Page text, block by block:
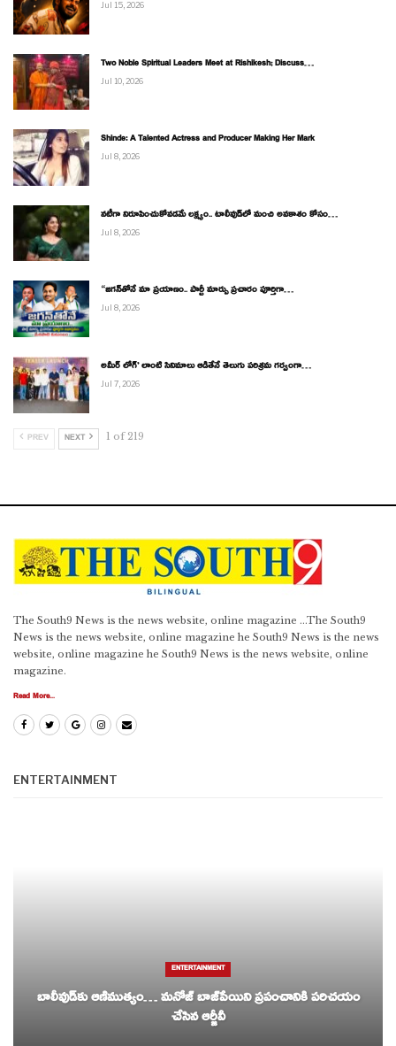
ఇంకా పెండింగ్ లో ఉన్న కొన్ని పనులను వేగంగా పూర్తి చేయాలని అధికారులకు
ఆదేశం
నిర్మితమవుతున్న సమావేశమందిరం సహా మొత్తం మున్సిపల్ కార్యాలయ
భవనాన్ని నలుమూలలా పరిశీలన
ఆర్ అండ్ బీ భవనాన్ని పరిశీలించిన మంత్రి మేకపాటి
వచ్చే ఆరు నెలలో పూర్తికి కృషి చేస్తామని హామీ
రూ. 40 కోట్లు పైన వెచ్చించి వర్షపు నీరు నిలవని విధంగా డ్రైనేజీ వ్యవస్థ
నిర్మాణం, తోటలు, పార్కుల అభివృద్ధిపై దృష్టి
మొదటి దశలో రూ.20కోట్లతో పనులు వేగంగా పూర్తి చేస్తాం
నియోజకవర్గంలో మంత్రి రాకతో సన్మానాలతో ముంచెత్తిన ఆత్మకూరు
నియోజకవర్గ నాయకులు
మంత్రితో పాటు సమావేశాలకు హాజరైన జిల్లా జాయింట్ కలెక్టర్ ఎన్. ప్రభాకర్,
Jul 15, 2026
Two Noble Spiritual Leaders Meet at Rishikesh; Discuss…
Jul 10, 2026
Shinde: A Talented Actress and Producer Making Her Mark
Jul 8, 2026
నటీగా నిరూపించుకోవడమే లక్ష్యం.. టాలీవుడ్‌లో మంచి అవకాశం కోసం…
Jul 8, 2026
“జగన్‌తోనే మా ప్రయాణం.. పార్టీ మార్పు ప్రచారం పూర్తిగా…
Jul 8, 2026
అమీర్ లోగ్’ లాంటి సినిమాలు ఆడితేనే తెలుగు పరిశ్రమ గర్వంగా…
Jul 7, 2026
PREV NEXT 1 of 219
The South9 News is the news website, online magazine ...The South9
News is the news website, online magazine he South9 News is the news
website, online magazine he South9 News is the news website, online
magazine.
Read More...
ENTERTAINMENT
ENTERTAINMENT
బాలీవుడ్‌కు ఆణిముత్యం… మనోజ్ బాజ్‌పేయిని ప్రపంచానికి పరిచయం
చేసిన ఆర్జీవీ